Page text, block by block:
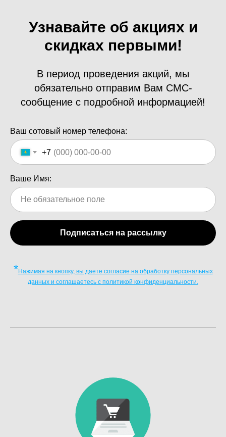
Узнавайте об акциях и
скидках первыми!
В период проведения акций, мы
обязательно отправим Вам СМС-
сообщение с подробной информацией!
Ваш сотовый номер телефона:
+7
Ваше Имя:
Подписаться на рассылку
*Нажимая на кнопку, вы даете согласие на обработку персональных
данных и соглашаетесь c политикой конфиденциальности.